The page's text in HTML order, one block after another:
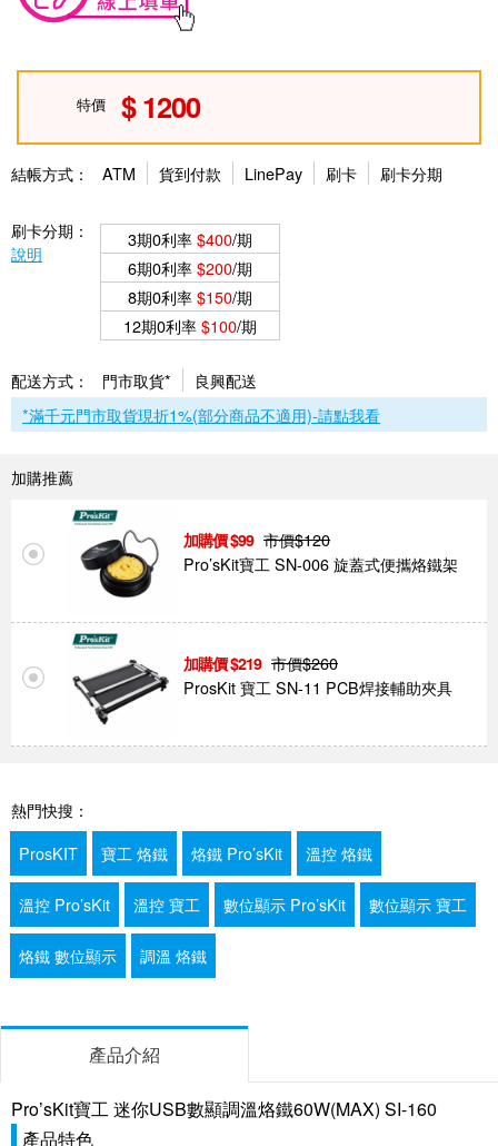
特價 1200
結帳方式： ATM 貨到付款 LinePay 刷卡 刷卡分期
刷卡分期：
說明
3期0利率$400/期
6期0利率$200/期
8期0利率$150/期
12期0利率$100/期
配送方式： 門市取貨*
良興配送
*滿千元門市取貨現折1%(部分商品不適用)-請點我看
加購推薦
99 市價$120
Pro’sKit寶工 SN-006 旋蓋式便攜烙鐵架
219 市價$260
ProsKit 寶工 SN-11 PCB焊接輔助夾具
熱門快搜：
ProsKIT
寶工 烙鐵 烙鐵 Pro’sKit 溫控 烙鐵
溫控 Pro’sKit 溫控 寶工 數位顯示 Pro’sKit 數位顯示 寶工
烙鐵 數位顯示 調溫 烙鐵
產品介紹
Pro’sKit寶工 迷你USB數顯調溫烙鐵60W(MAX) SI-160
產品特色